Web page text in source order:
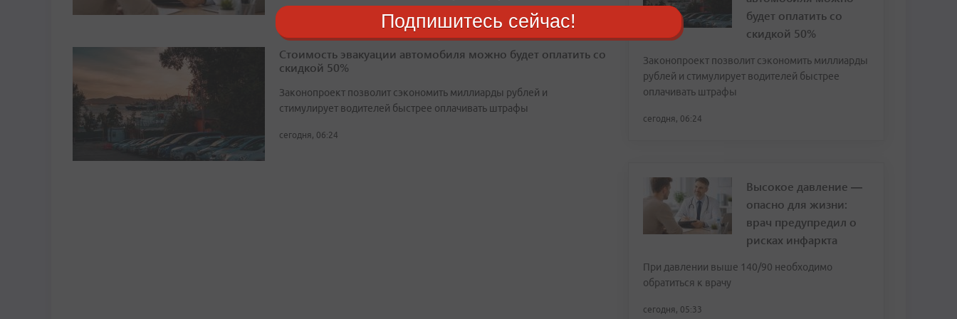
Стоимость эвакуации автомобиля можно будет оплатить со
скидкой 50%
Законопроект позволит сэкономить миллиарды рублей и
стимулирует водителей быстрее оплачивать штрафы
сегодня, 06:24
будет оплатить со
скидкой 50%
Законопроект позволит сэкономить миллиарды
рублей и стимулирует водителей быстрее
оплачивать штрафы
сегодня, 06:24
Высокое давление —
опасно для жизни:
врач предупредил о
рисках инфаркта
При давлении выше 140/90 необходимо
обратиться к врачу
сегодня, 05:33
Подпишитесь сейчас!